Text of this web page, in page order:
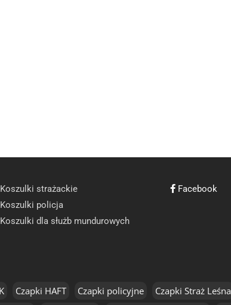
Koszulki strażackie
Koszulki policja
Koszulki dla służb mundurowych
Facebook
Czapki HAFT Czapki policyjne Czapki Straż Leśna